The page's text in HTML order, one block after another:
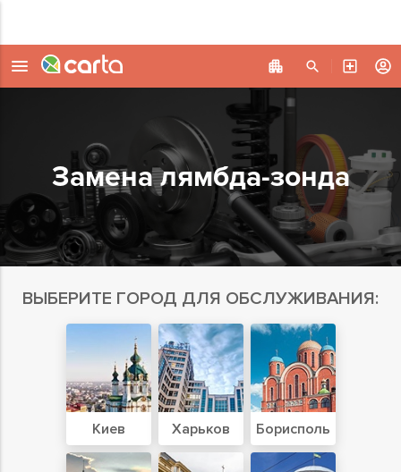
Замена лямбда-зонда
ВЫБЕРИТЕ ГОРОД ДЛЯ ОБСЛУЖИВАНИЯ:
Киев Харьков Борисполь